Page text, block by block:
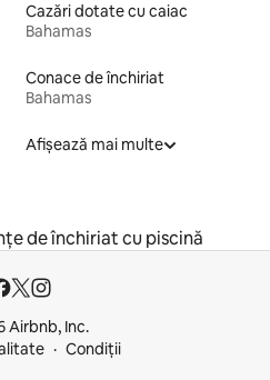
Cazări dotate cu caiac
Bahamas
Conace de închiriat
Bahamas
Afișează mai multe
de închiriat cu piscină
Airbnb, Inc.
Condiții